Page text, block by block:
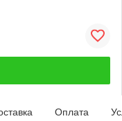
Оплата